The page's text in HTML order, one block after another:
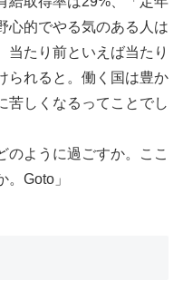
心的でやる気のある人は
当たり前といえば当たり
られると。働く国は豊か
苦しくなるってことでし
のように過ごすか。ここ
Goto」